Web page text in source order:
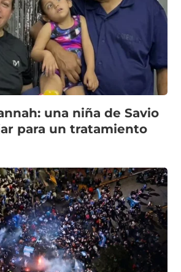
una niña de Savio
para un tratamiento